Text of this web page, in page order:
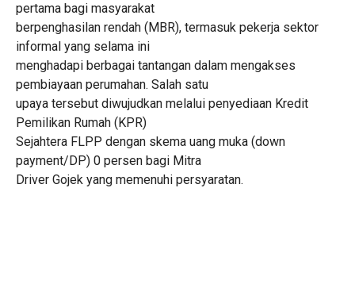
pertama bagi masyarakat
berpenghasilan rendah (MBR), termasuk pekerja sektor
informal yang selama ini
menghadapi berbagai tantangan dalam mengakses
pembiayaan perumahan. Salah satu
upaya tersebut diwujudkan melalui penyediaan Kredit
Pemilikan Rumah (KPR)
Sejahtera FLPP dengan skema uang muka (down
payment/DP) 0 persen bagi Mitra
Driver Gojek yang memenuhi persyaratan.